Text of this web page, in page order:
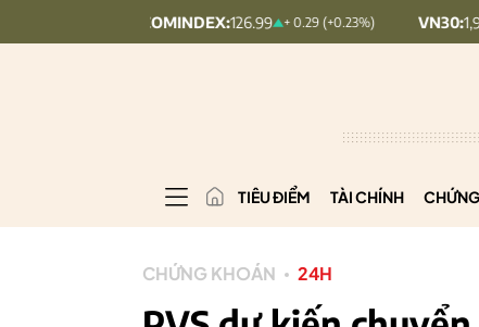
126.99 + 0.29 (+0.23%) VN30: 1,911.09
TIÊU ĐIỂM TÀI CHÍNH
CHỨNG KHOÁN 24H